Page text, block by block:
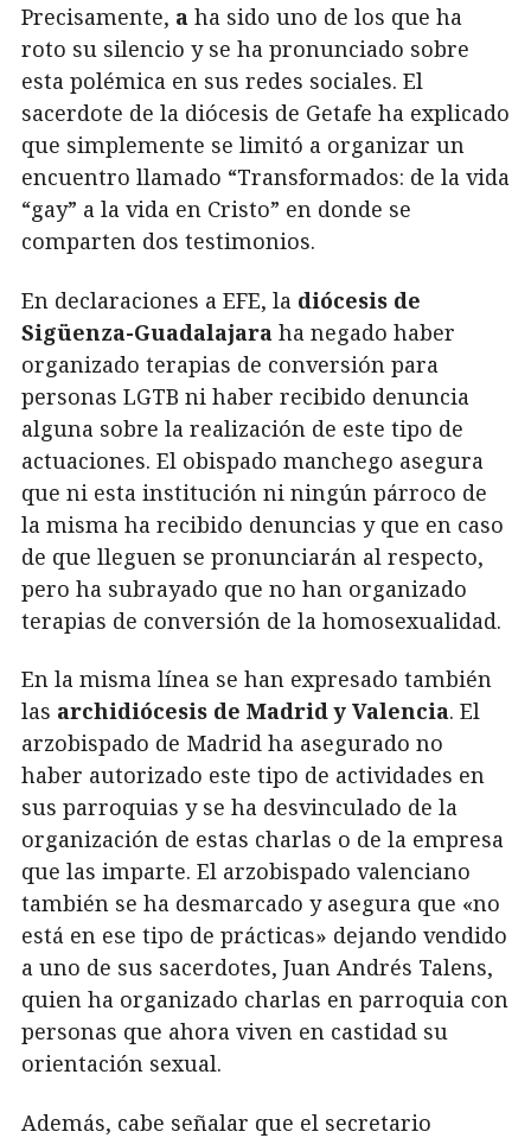
Precisamente, a ha sido uno de los que ha
roto su silencio y se ha pronunciado sobre
esta polémica en sus redes sociales. El
sacerdote de la diócesis de Getafe ha explicado
que simplemente se limitó a organizar un
encuentro llamado “Transformados: de la vida
“gay” a la vida en Cristo” en donde se
comparten dos testimonios.
En declaraciones a EFE, la diócesis de
Sigüenza-Guadalajara ha negado haber
organizado terapias de conversión para
personas LGTB ni haber recibido denuncia
alguna sobre la realización de este tipo de
actuaciones. El obispado manchego asegura
que ni esta institución ni ningún párroco de
la misma ha recibido denuncias y que en caso
de que lleguen se pronunciarán al respecto,
pero ha subrayado que no han organizado
terapias de conversión de la homosexualidad.
En la misma línea se han expresado también
las archidiócesis de Madrid y Valencia. El
arzobispado de Madrid ha asegurado no
haber autorizado este tipo de actividades en
sus parroquias y se ha desvinculado de la
organización de estas charlas o de la empresa
que las imparte. El arzobispado valenciano
también se ha desmarcado y asegura que «no
está en ese tipo de prácticas» dejando vendido
a uno de sus sacerdotes, Juan Andrés Talens,
quien ha organizado charlas en parroquia con
personas que ahora viven en castidad su
orientación sexual.
Además, cabe señalar que el secretario